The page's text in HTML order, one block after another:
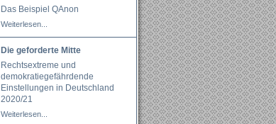
Das Beispiel QAnon
Weiterlesen...
Die geforderte Mitte
Rechtsextreme und
demokratiegefährdende
Einstellungen in Deutschland
2020/21
Weiterlesen...